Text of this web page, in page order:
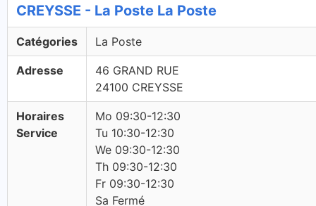
CREYSSE - La Poste La Poste
Catégories La Poste
Adresse
46 GRAND RUE
24100 CREYSSE
Horaires
Service
Mo 09:30-12:30
Tu 10:30-12:30
We 09:30-12:30
Th 09:30-12:30
Fr 09:30-12:30
Sa Fermé